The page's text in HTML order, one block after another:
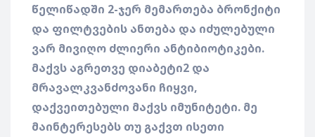
წელიწადში 2-ჯერ მემართება ბრონქიტი
და ფილტვების ანთება და იძულებული
ვარ მივიღო ძლიერი ანტიბიოტიკები.
მაქვს აგრეთვე დიაბეტი2 და
მრავალკვანძოვანი ჩიყვი,
დაქვეითებული მაქვს იმუნიტეტი. მე
მაინტერესებს თუ გაქვთ ისეთი